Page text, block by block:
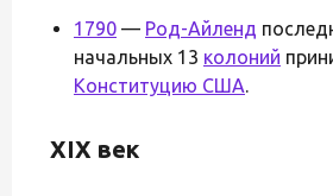
1790 — Род-Айленд
начальных 13 колоний
Конституцию США.
XIX век